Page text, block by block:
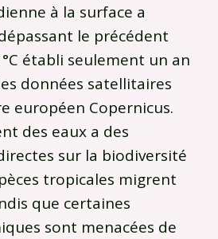
à la surface a
le précédent
établi seulement un an
données satellitaires
européen Copernicus.
des eaux a des
sur la biodiversité
tropicales migrent
que certaines
sont menacées de